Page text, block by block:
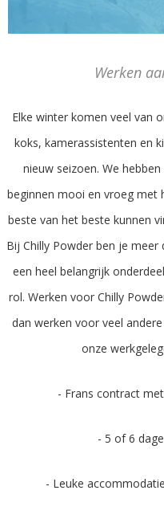
Werken
Elke winter komen veel van
koks, kamerassistenten en
nieuw seizoen. We
beginnen mooi en vroeg met
beste van het beste kunnen
Bij Chilly Powder ben je
een heel belangrijk
rol. Werken voor Chilly
dan werken voor veel
onze
- Frans contract
- 5 of 6
- Leuke